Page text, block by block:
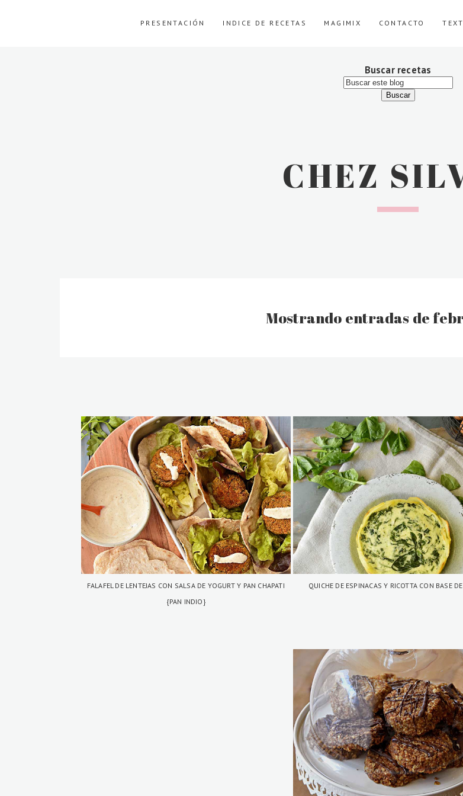
PRESENTACIÓN INDICE DE RECETAS MAGIMIX CONTACTO
Buscar recetas
CHEZ
Mostrando entradas de
FALAFEL DE LENTEJAS CON SALSA DE YOGURT Y PAN CHAPATI
{PAN INDIO}
QUICHE DE ESPINACAS Y RICOTTA CON BASE